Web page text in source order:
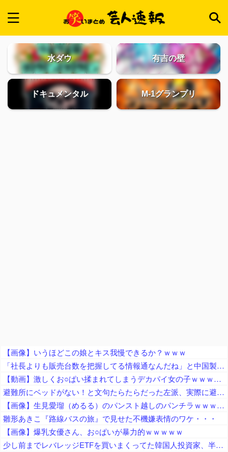
水ダウ 有吉の壁
ドキュメンタル M-1グランプリ
【画像】いうほどこの娘とキス我慢できるか？ｗｗｗ
「社長よりも販売台数を把握してる情報通なんだね」と中国製軽EVを絶賛する人が猛ツッコミを食らう、社長の公式発表と随分食い違っておりますね……
【動画】激しくお○ぱい揉まれてしまうデカパイ女の子ｗｗｗｗｗｗｗｗ
避難所にベッドがない！と文句たらたらだった左派、実際に避難所にベッドが搬入されてしまった結果……
【画像】生見愛瑠（めるる）のパンスト越しのパンチラｗｗｗｗｗ
雛形あきこ『路線バスの旅』で見せた不機嫌表情のワケ・・・
【画像】爆乳女優さん、お○ぱいが暴力的ｗｗｗｗｗ
少し前までレバレッジETFを買いまくってた韓国人投資家、半導体株が下落局面に突入したと判断した途端に……